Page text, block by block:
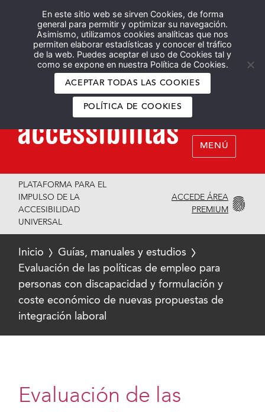
En este sitio web se sirven Cookies, de forma
general para permitir y optimizar su navegación.
Asimismo, utilizamos cookies analíticas que nos
permiten elaborar estadísticas y conocer el tráfico
de la web. Puedes aceptar el uso de Cookies tal y
como se expone en nuestra Política de Cookies.
ACEPTAR TODAS LAS COOKIES
POLÍTICA DE COOKIES
Español English
MENÚ
PLATAFORMA PARA EL
IMPULSO DE LA
ACCESIBILIDAD
UNIVERSAL
ACCEDE ÁREA
PREMIUM
Inicio
Guías, manuales y estudios
Evaluación de las políticas de empleo para
personas con discapacidad y formulación y
coste económico de nuevas propuestas de
integración laboral
Evaluación de las